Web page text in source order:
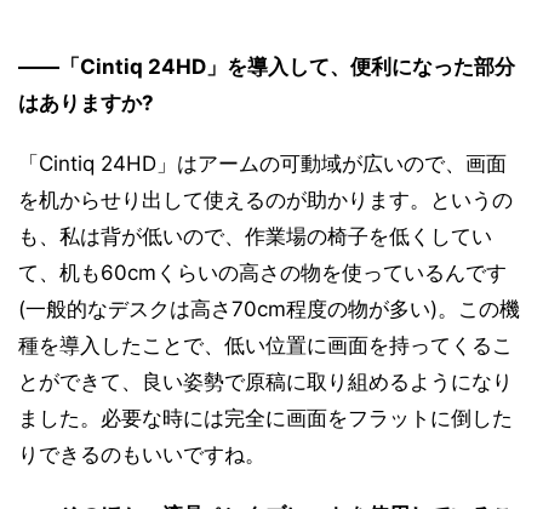
――「Cintiq 24HD」を導入して、便利になった部分
はありますか?
「Cintiq 24HD」はアームの可動域が広いので、画面
を机からせり出して使えるのが助かります。というの
も、私は背が低いので、作業場の椅子を低くしてい
て、机も60cmくらいの高さの物を使っているんです
(一般的なデスクは高さ70cm程度の物が多い)。この機
種を導入したことで、低い位置に画面を持ってくるこ
とができて、良い姿勢で原稿に取り組めるようになり
ました。必要な時には完全に画面をフラットに倒した
りできるのもいいですね。